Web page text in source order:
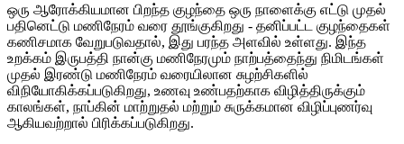
ஒரு ஆரோக்கியமான பிறந்த குழந்தை ஒரு நாளைக்கு எட்டு முதல்
பதினெட்டு மணிநேரம் வரை தூங்குகிறது - தனிப்பட்ட குழந்தைகள்
கணிசமாக வேறுபடுவதால், இது பரந்த அளவில் உள்ளது. இந்த
உறக்கம் இருபத்தி நான்கு மணிநேரமும் நாற்பத்தைந்து நிமிடங்கள்
முதல் இரண்டு மணிநேரம் வரையிலான சுழற்சிகளில்
விநியோகிக்கப்படுகிறது, உணவு உண்பதற்காக விழித்திருக்கும்
காலங்கள், நாப்கின் மாற்றுதல் மற்றும் சுருக்கமான விழிப்புணர்வு
ஆகியவற்றால் பிரிக்கப்படுகிறது.